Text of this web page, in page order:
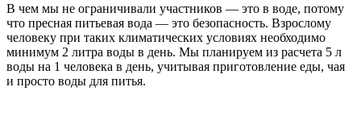
В чем мы не ограничивали участников — это в воде, потому
что пресная питьевая вода — это безопасность. Взрослому
человеку при таких климатических условиях необходимо
минимум 2 литра воды в день. Мы планируем из расчета 5 л
воды на 1 человека в день, учитывая приготовление еды, чая
и просто воды для питья.